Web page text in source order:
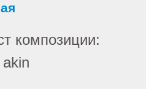
композиции: